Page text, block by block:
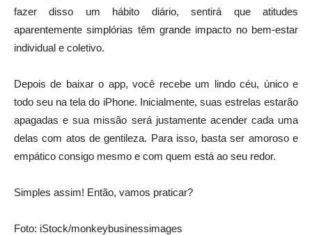
fazer disso um hábito diário, sentirá que atitudes
aparentemente simplórias têm grande impacto no bem-estar
individual e coletivo.
Depois de baixar o app, você recebe um lindo céu, único e
todo seu na tela do iPhone. Inicialmente, suas estrelas estarão
apagadas e sua missão será justamente acender cada uma
delas com atos de gentileza. Para isso, basta ser amoroso e
empático consigo mesmo e com quem está ao seu redor.
Simples assim! Então, vamos praticar?
Foto: iStock/monkeybusinessimages